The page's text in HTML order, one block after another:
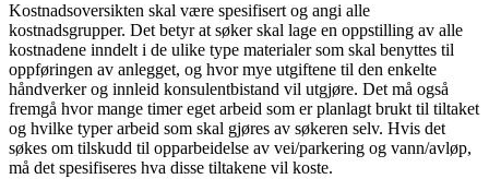
Kostnadsoversikten skal være spesifisert og angi alle
kostnadsgrupper. Det betyr at søker skal lage en oppstilling av alle
kostnadene inndelt i de ulike type materialer som skal benyttes til
oppføringen av anlegget, og hvor mye utgiftene til den enkelte
håndverker og innleid konsulentbistand vil utgjøre. Det må også
fremgå hvor mange timer eget arbeid som er planlagt brukt til tiltaket
og hvilke typer arbeid som skal gjøres av søkeren selv. Hvis det
søkes om tilskudd til opparbeidelse av vei/parkering og vann/avløp,
må det spesifiseres hva disse tiltakene vil koste.